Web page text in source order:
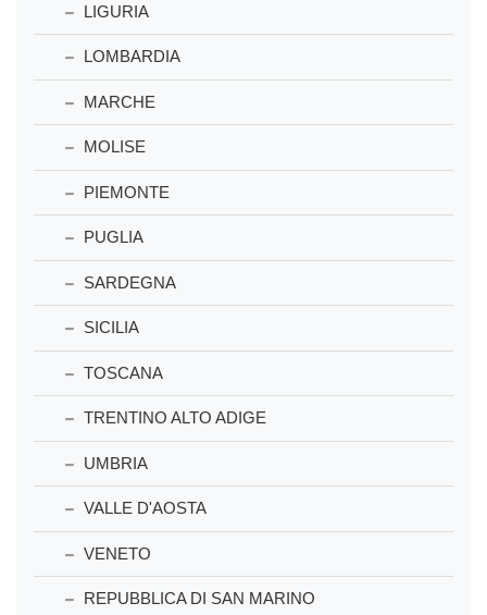
LIGURIA
LOMBARDIA
MARCHE
MOLISE
PIEMONTE
PUGLIA
SARDEGNA
SICILIA
TOSCANA
TRENTINO ALTO ADIGE
UMBRIA
VALLE D'AOSTA
VENETO
REPUBBLICA DI SAN MARINO